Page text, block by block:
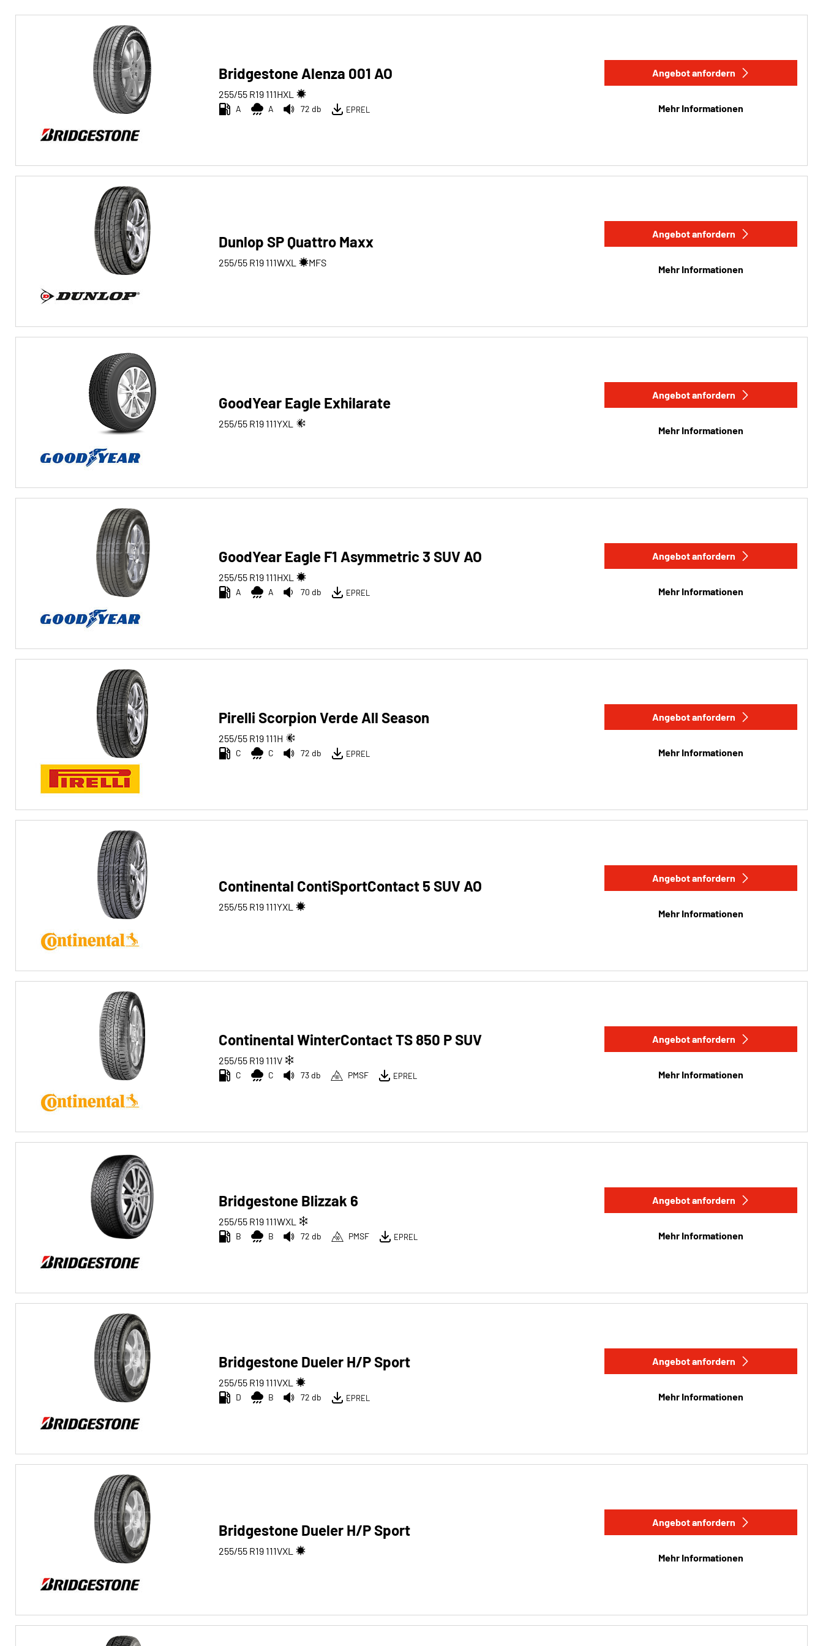
Alle Arten (234)
Winter (61)
Sommer (123)
Ganzjahres (51)
Alle Arten (234)
4x4/Offroad (118)
Transporter (0)
Wohnmobil (0)
Run-flat
Run-flat (10)
Bridgestone Alenza 001 AO
255/55 R19 111HXL
A A 72 db EPREL
Angebot anfordern
Mehr Informationen
Dunlop SP Quattro Maxx
255/55 R19 111WXL MFS
Angebot anfordern
Mehr Informationen
GoodYear Eagle Exhilarate
255/55 R19 111YXL
Angebot anfordern
Mehr Informationen
GoodYear Eagle F1 Asymmetric 3 SUV AO
255/55 R19 111HXL
A A 70 db EPREL
Angebot anfordern
Mehr Informationen
Pirelli Scorpion Verde All Season
255/55 R19 111H
C C 72 db EPREL
Angebot anfordern
Mehr Informationen
Continental ContiSportContact 5 SUV AO
255/55 R19 111YXL
Angebot anfordern
Mehr Informationen
Continental WinterContact TS 850 P SUV
255/55 R19 111V
C C 73 db PMSF EPREL
Angebot anfordern
Mehr Informationen
Bridgestone Blizzak 6
255/55 R19 111WXL
B B 72 db PMSF EPREL
Angebot anfordern
Mehr Informationen
Bridgestone Dueler H/P Sport
255/55 R19 111VXL
D B 72 db EPREL
Angebot anfordern
Mehr Informationen
Bridgestone Dueler H/P Sport
255/55 R19 111VXL
Angebot anfordern
Mehr Informationen